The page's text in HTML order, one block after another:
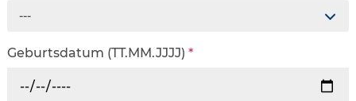
---
Geburtsdatum (TT.MM.JJJJ) *